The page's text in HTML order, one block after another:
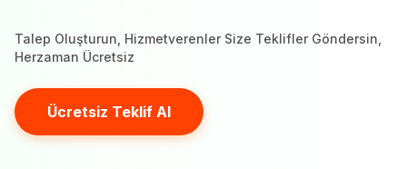
Talep Oluşturun, Hizmetverenler Size Teklifler Göndersin,
Herzaman Ücretsiz
Ücretsiz Teklif Al